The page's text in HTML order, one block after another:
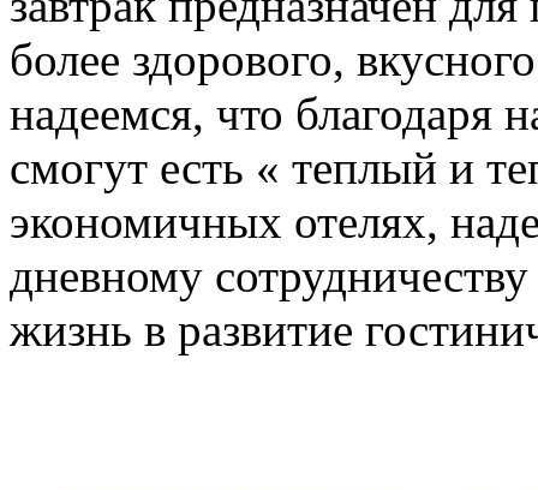
более здорового,
надеемся, что благодаря
смогут есть « теплый и
экономичных отелях,
дневному
жизнь в развитие